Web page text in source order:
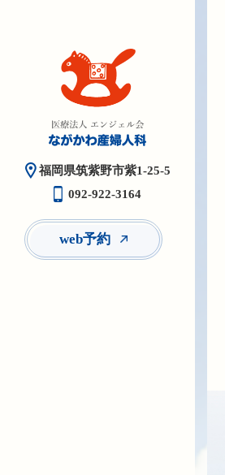
福岡県筑紫野市紫1-25-5
092-922-3164
web予約